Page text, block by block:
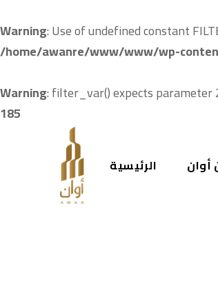
Warning: Use of undefined constant
/home/awanre/www/www/wp-
Warning: filter_var() expects
185
الرئيسية أوان